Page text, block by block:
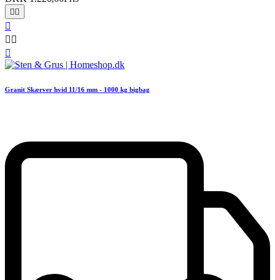
 

 

Granit Skærver hvid 11/16 mm - 1000 kg bigbag